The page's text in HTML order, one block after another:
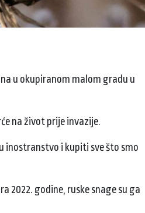
u okupiranom malom gradu u
na život prije invazije.
inostranstvo i kupiti sve što smo
2022. godine, ruske snage su ga